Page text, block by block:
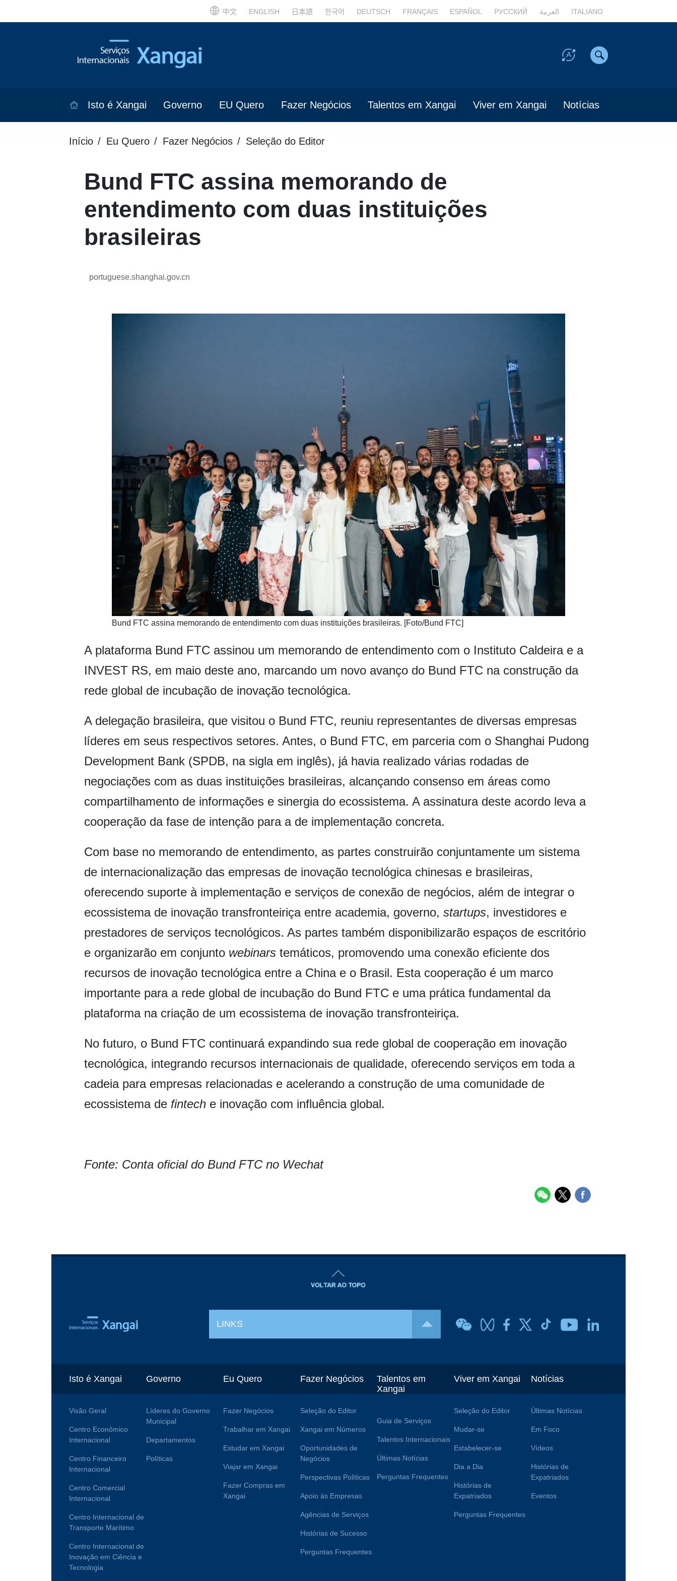
中文 ENGLISH 日本語 한국어 DEUTSCH FRANÇAIS ESPAÑOL РУССКИЙ العربية ITALIANO
Isto é Xangai Governo EU Quero Fazer Negócios Talentos em Xangai Viver em Xangai Notícias
Início Eu Quero Fazer Negócios Seleção do Editor
Bund FTC assina memorando de
entendimento com duas instituições
brasileiras
portuguese.shanghai.gov.cn
​Bund FTC assina memorando de entendimento com duas instituições brasileiras. [Foto/Bund FTC]
A plataforma Bund FTC assinou um memorando de entendimento com o Instituto Caldeira e a
INVEST RS, em maio deste ano, marcando um novo avanço do Bund FTC na construção da
rede global de incubação de inovação tecnológica.
A delegação brasileira, que visitou o Bund FTC, reuniu representantes de diversas empresas
líderes em seus respectivos setores. Antes, o Bund FTC, em parceria com o Shanghai Pudong
Development Bank (SPDB, na sigla em inglês), já havia realizado várias rodadas de
negociações com as duas instituições brasileiras, alcançando consenso em áreas como
compartilhamento de informações e sinergia do ecossistema. A assinatura deste acordo leva a
cooperação da fase de intenção para a de implementação concreta.
Com base no memorando de entendimento, as partes construirão conjuntamente um sistema
de internacionalização das empresas de inovação tecnológica chinesas e brasileiras,
oferecendo suporte à implementação e serviços de conexão de negócios, além de integrar o
ecossistema de inovação transfronteiriça entre academia, governo, startups, investidores e
prestadores de serviços tecnológicos. As partes também disponibilizarão espaços de escritório
e organizarão em conjunto webinars temáticos, promovendo uma conexão eficiente dos
recursos de inovação tecnológica entre a China e o Brasil. Esta cooperação é um marco
importante para a rede global de incubação do Bund FTC e uma prática fundamental da
plataforma na criação de um ecossistema de inovação transfronteiriça.
No futuro, o Bund FTC continuará expandindo sua rede global de cooperação em inovação
tecnológica, integrando recursos internacionais de qualidade, oferecendo serviços em toda a
cadeia para empresas relacionadas e acelerando a construção de uma comunidade de
ecossistema de fintech e inovação com influência global.
Fonte: Conta oficial do Bund FTC no Wechat
LINKS
Isto é Xangai
Visão Geral
Centro Econômico
Internacional
Centro Financeiro
Internacional
Centro Comercial
Internacional
Centro Internacional de
Transporte Marítimo
Centro Internacional de
Inovação em Ciência e
Tecnologia
Governo
Líderes do Governo
Municipal
Departamentos
Políticas
Eu Quero
Fazer Negócios
Trabalhar em Xangai
Estudar em Xangai
Viajar em Xangai
Fazer Compras em
Xangai
Fazer Negócios
Seleção do Editor
Xangai em Números
Oportunidades de
Negócios
Perspectivas Políticas
Apoio às Empresas
Agências de Serviços
Histórias de Sucesso
Perguntas Frequentes
Talentos em
Xangai
Guia de Serviços
Talentos Internacionais
Últimas Notícias
Perguntas Frequentes
Viver em Xangai
Seleção do Editor
Mudar-se
Estabelecer-se
Dia a Dia
Histórias de
Expatriados
Perguntas Frequentes
Notícias
Últimas Notícias
Em Foco
Vídeos
Histórias de
Expatriados
Eventos